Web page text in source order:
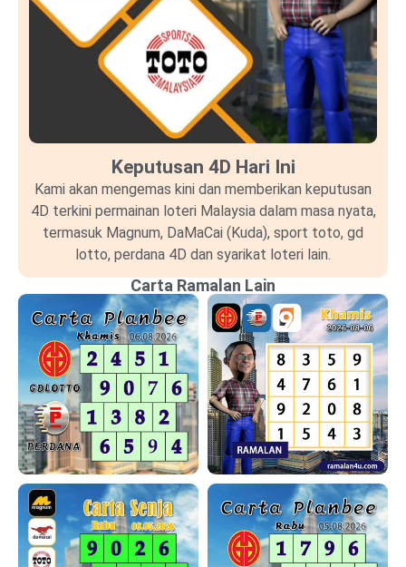
Keputusan 4D Hari Ini
Kami akan mengemas kini dan memberikan keputusan
4D terkini permainan loteri Malaysia dalam masa nyata,
termasuk Magnum, DaMaCai (Kuda), sport toto, gd
lotto, perdana 4D dan syarikat loteri lain.
Carta Ramalan Lain